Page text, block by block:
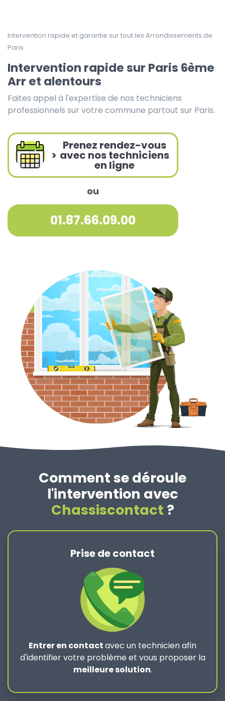
Intervention rapide et garantie sur tout les Arrondissements de
Paris
Intervention rapide sur Paris 6ème
Arr et alentours
Faites appel à l'expertise de nos techniciens
professionnels sur votre commune partout sur Paris.
>
Prenez rendez-vous
avec nos techniciens
en ligne
ou
01.87.66.09.00
Comment se déroule
l'intervention avec
Chassiscontact ?
Prise de contact
Entrer en contactavec un technicien afin
d'identifier votre problème et vous proposer la
meilleure solution.